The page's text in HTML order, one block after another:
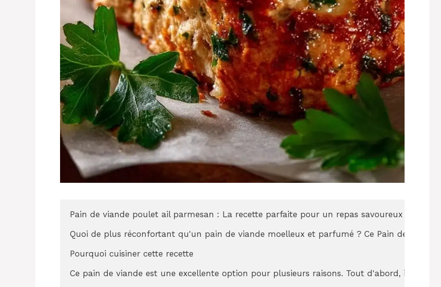
Pain de viande poulet ail parmesan : La recette parfaite pour un repas savoureux
Quoi de plus réconfortant qu'un pain de viande moelleux et parfumé ? Ce Pain de
Pourquoi cuisiner cette recette
Ce pain de viande est une excellente option pour plusieurs raisons. Tout d'abord, il est